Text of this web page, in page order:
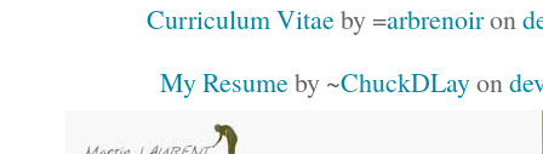
Curriculum Vitae by =arbrenoiron
My Resume by ~ChuckDLayon